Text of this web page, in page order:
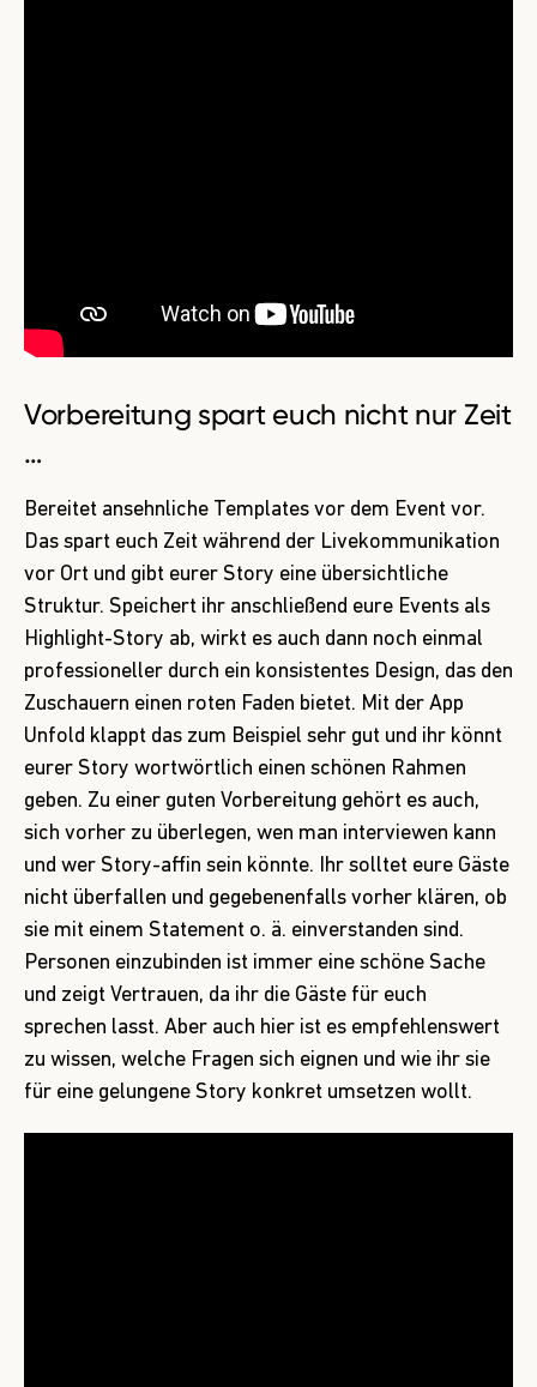
Vorbereitung spart euch nicht nur Zeit
…
Bereitet ansehnliche Templates vor dem Event vor.
Das spart euch Zeit während der Livekommunikation
vor Ort und gibt eurer Story eine übersichtliche
Struktur. Speichert ihr anschließend eure Events als
Highlight-Story ab, wirkt es auch dann noch einmal
professioneller durch ein konsistentes Design, das den
Zuschauern einen roten Faden bietet. Mit der App
Unfold klappt das zum Beispiel sehr gut und ihr könnt
eurer Story wortwörtlich einen schönen Rahmen
geben. Zu einer guten Vorbereitung gehört es auch,
sich vorher zu überlegen, wen man interviewen kann
und wer Story-affin sein könnte. Ihr solltet eure Gäste
nicht überfallen und gegebenenfalls vorher klären, ob
sie mit einem Statement o. ä. einverstanden sind.
Personen einzubinden ist immer eine schöne Sache
und zeigt Vertrauen, da ihr die Gäste für euch
sprechen lasst. Aber auch hier ist es empfehlenswert
zu wissen, welche Fragen sich eignen und wie ihr sie
für eine gelungene Story konkret umsetzen wollt.